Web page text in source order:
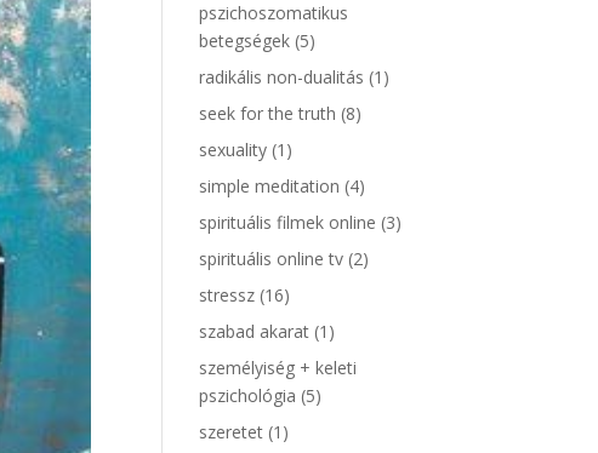
pszichoszomatikus
betegségek (5)
radikális non-dualitás (1)
seek for the truth (8)
sexuality (1)
simple meditation (4)
spirituális filmek online (3)
spirituális online tv (2)
stressz (16)
szabad akarat (1)
személyiség + keleti
pszichológia (5)
szeretet (1)